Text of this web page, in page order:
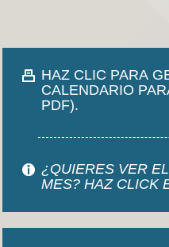
HAZ CLIC PARA
CALENDARIO
PDF).
¿QUIERES VER
MES? HAZ CLICK